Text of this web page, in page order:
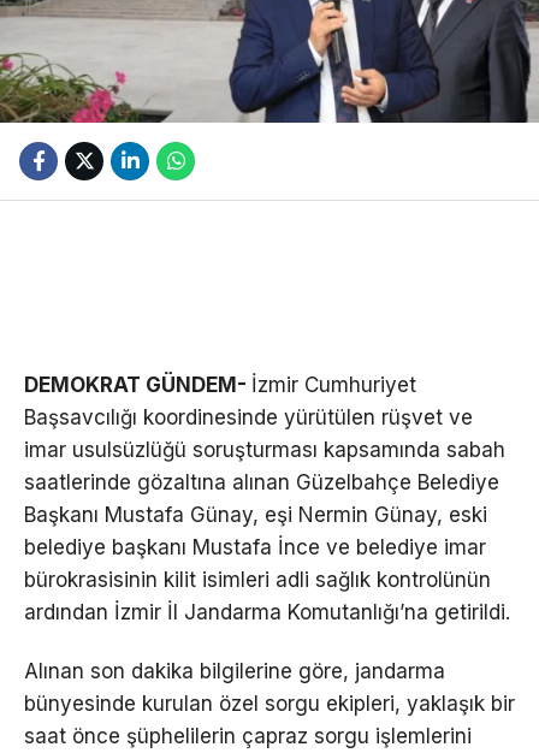
DEMOKRAT GÜNDEM- İzmir Cumhuriyet
Başsavcılığı koordinesinde yürütülen rüşvet ve
imar usulsüzlüğü soruşturması kapsamında sabah
saatlerinde gözaltına alınan Güzelbahçe Belediye
Başkanı Mustafa Günay, eşi Nermin Günay, eski
belediye başkanı Mustafa İnce ve belediye imar
bürokrasisinin kilit isimleri adli sağlık kontrolünün
ardından İzmir İl Jandarma Komutanlığı’na getirildi.
Alınan son dakika bilgilerine göre, jandarma
bünyesinde kurulan özel sorgu ekipleri, yaklaşık bir
saat önce şüphelilerin çapraz sorgu işlemlerini